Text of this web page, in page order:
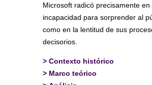
Microsoft radicó precisamente en
incapacidad para sorprender al
como en la lentitud de sus
decisorios.
> Contexto histórico
> Marco teórico